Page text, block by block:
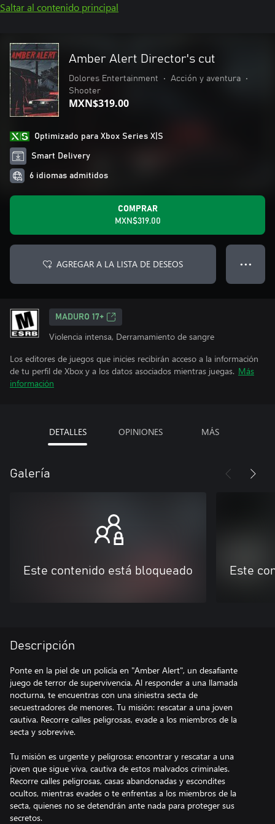
Saltar al contenido principal
Amber Alert Director's cut
Dolores Entertainment • Acción y aventura
•
Shooter
MXN$319.00
Optimizado para Xbox Series X|S
Smart Delivery
6 idiomas admitidos
COMPRAR
MXN$319.00
AGREGAR A LA LISTA DE DESEOS ● ● ●
MADURO 17+
Violencia intensa, Derramamiento de sangre
Los editores de juegos que inicies recibirán acceso a la información
de tu perfil de Xbox y a los datos asociados mientras juegas. Más
información
DETALLES OPINIONES MÁS
Galería
Este contenido está bloqueado Este
Descripción
Ponte en la piel de un policía en "Amber Alert", un desafiante
juego de terror de supervivencia. Al responder a una llamada
nocturna, te encuentras con una siniestra secta de
secuestradores de menores. Tu misión: rescatar a una joven
cautiva. Recorre calles peligrosas, evade a los miembros de la
secta y sobrevive.
Tu misión es urgente y peligrosa: encontrar y rescatar a una
joven que sigue viva, cautiva de estos malvados criminales.
Recorre calles peligrosas, casas abandonadas y escondites
ocultos, mientras evades o te enfrentas a los miembros de la
secta, quienes no se detendrán ante nada para proteger sus
secretos.